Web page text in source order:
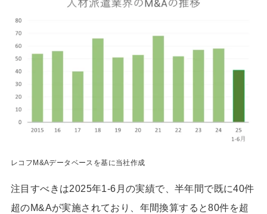
レコフM&Aデータベースを基に当社作成
注目すべきは2025年1-6月の実績で、半年間で既に40件
超のM&Aが実施されており、年間換算すると80件を超